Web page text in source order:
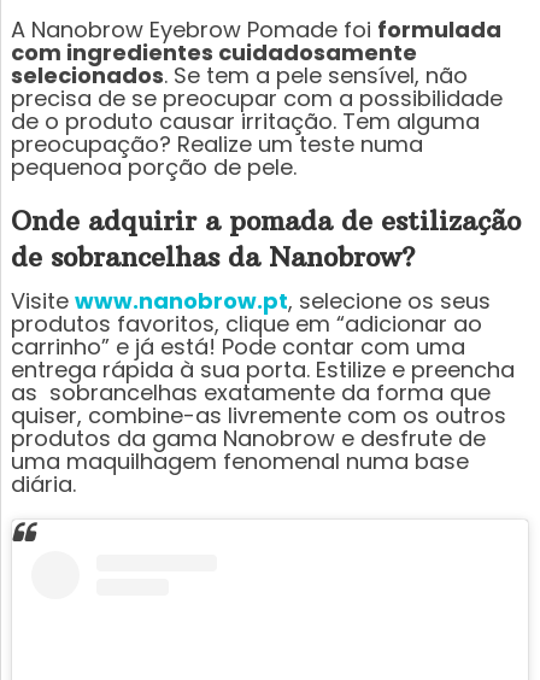
A Nanobrow Eyebrow Pomade foi formulada
com ingredientes cuidadosamente
selecionados. Se tem a pele sensível, não
precisa de se preocupar com a possibilidade
de o produto causar irritação. Tem alguma
preocupação? Realize um teste numa
pequenoa porção de pele.
Onde adquirir a pomada de estilização
de sobrancelhas da Nanobrow?
Visite www.nanobrow.pt, selecione os seus
produtos favoritos, clique em “adicionar ao
carrinho” e já está! Pode contar com uma
entrega rápida à sua porta. Estilize e preencha
as sobrancelhas exatamente da forma que
quiser, combine-as livremente com os outros
produtos da gama Nanobrow e desfrute de
uma maquilhagem fenomenal numa base
diária.